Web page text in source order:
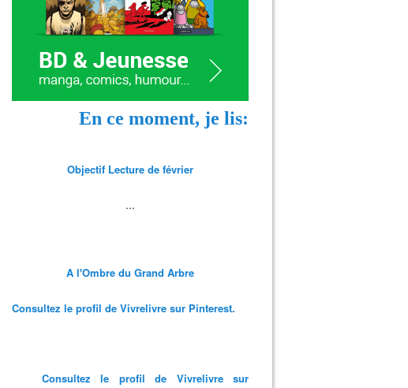
En ce moment, je lis:
Objectif Lecture de février
...
A l'Ombre du Grand Arbre
Consultez le profil de Vivrelivre sur Pinterest.
Consultez le profil de Vivrelivre sur